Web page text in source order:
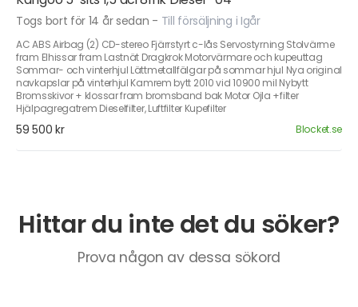
Togs bort för 14 år sedan - Till försäljning i Igår
AC ABS Airbag (2) CD-stereo Fjärrstyrt c-lås Servostyrning Stolvärme
fram Elhissar fram Lastnät Dragkrok Motorvärmare och kupeuttag
Sommar- och vinterhjul Lättmetallfälgar på sommar hjul Nya original
navkapslar på vinterhjul Kamrem bytt 2010 vid 10900 mil Nybytt
Bromsskivor + klossar fram bromsband bak Motor Ojla +filter
Hjälpagregatrem Dieselfilter, Luftfilter Kupefilter
59 500 kr Blocket.se
Hittar du inte det du söker?
Prova någon av dessa sökord